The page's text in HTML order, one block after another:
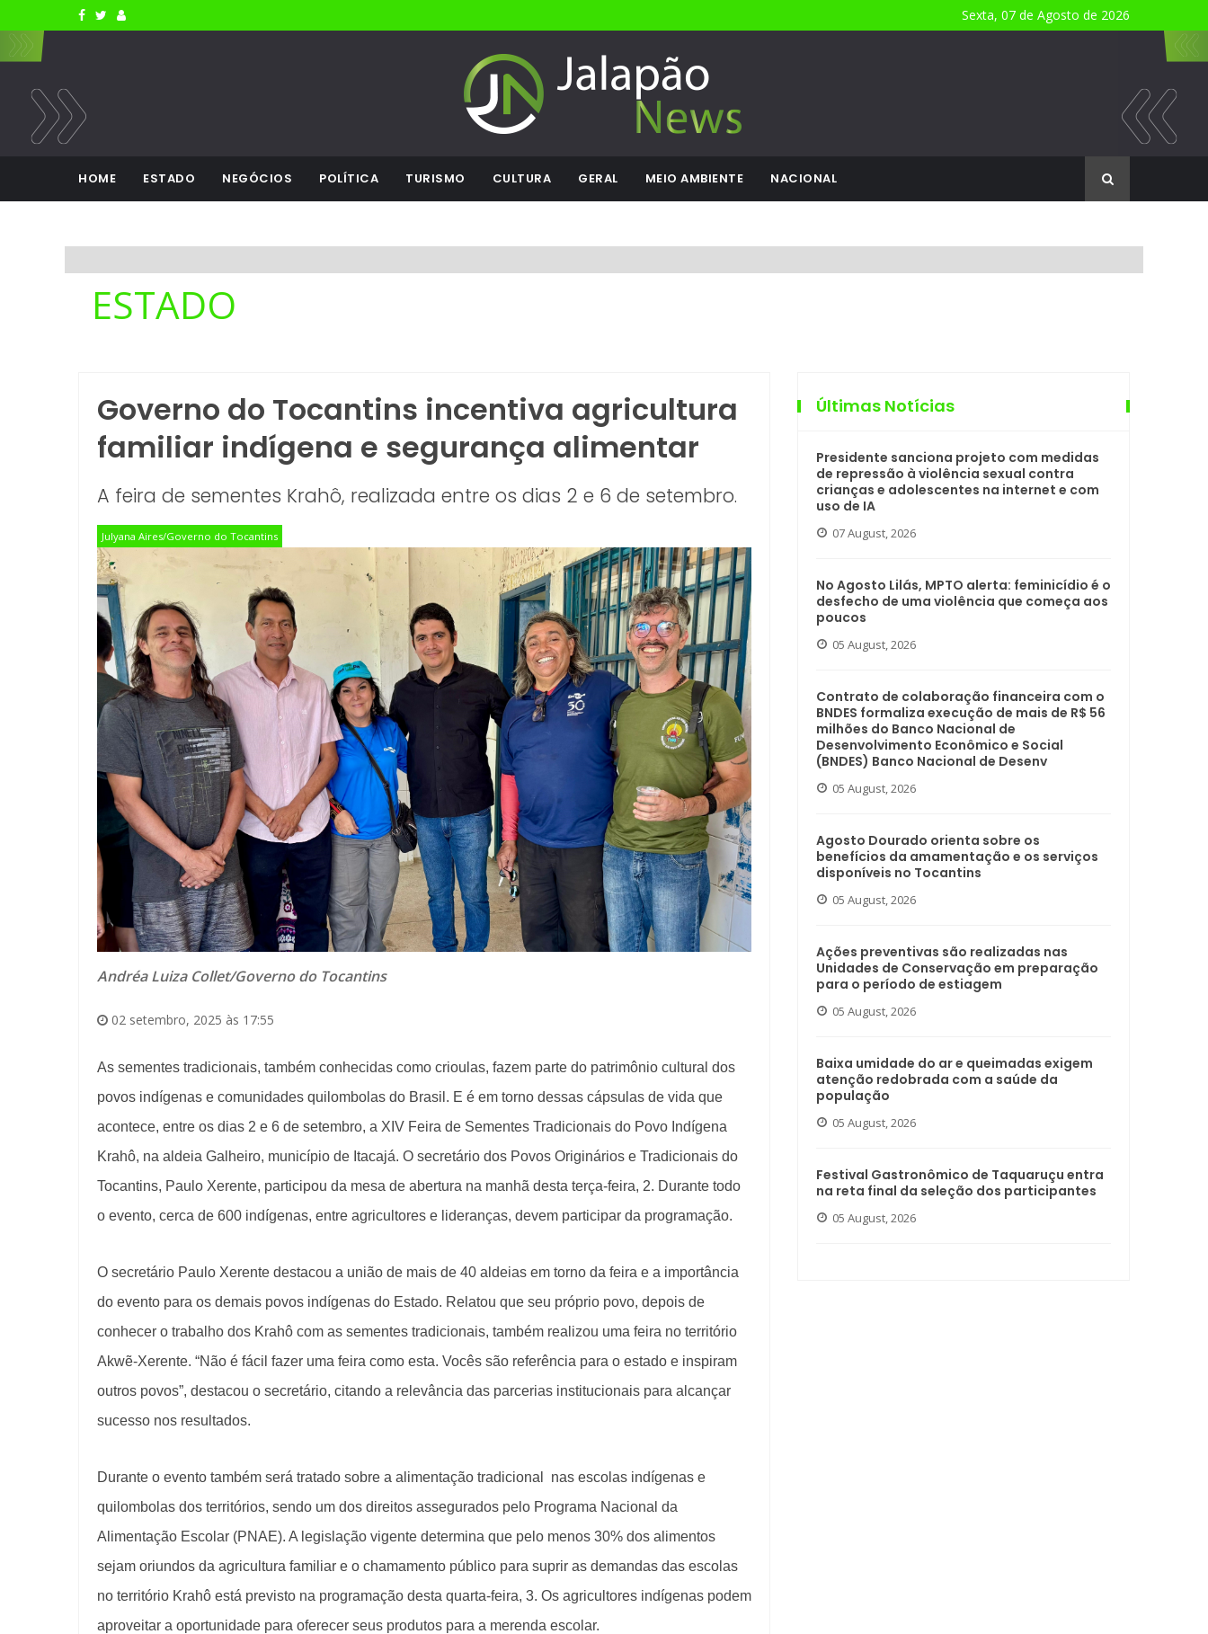
Sexta, 07 de Agosto de 2026
HOME ESTADO NEGÓCIOS POLÍTICA TURISMO CULTURA GERAL MEIO AMBIENTE NACIONAL
ESTADO
Governo do Tocantins incentiva agricultura
familiar indígena e segurança alimentar
A feira de sementes Krahô, realizada entre os dias 2 e 6 de setembro.
Julyana Aires/Governo do Tocantins
Andréa Luiza Collet/Governo do Tocantins
02 setembro, 2025 às 17:55
As sementes tradicionais, também conhecidas como crioulas, fazem parte do patrimônio cultural dos
povos indígenas e comunidades quilombolas do Brasil. E é em torno dessas cápsulas de vida que
acontece, entre os dias 2 e 6 de setembro, a XIV Feira de Sementes Tradicionais do Povo Indígena
Krahô, na aldeia Galheiro, município de Itacajá. O secretário dos Povos Originários e Tradicionais do
Tocantins, Paulo Xerente, participou da mesa de abertura na manhã desta terça-feira, 2. Durante todo
o evento, cerca de 600 indígenas, entre agricultores e lideranças, devem participar da programação.
O secretário Paulo Xerente destacou a união de mais de 40 aldeias em torno da feira e a importância
do evento para os demais povos indígenas do Estado. Relatou que seu próprio povo, depois de
conhecer o trabalho dos Krahô com as sementes tradicionais, também realizou uma feira no território
Akwẽ-Xerente. “Não é fácil fazer uma feira como esta. Vocês são referência para o estado e inspiram
outros povos”, destacou o secretário, citando a relevância das parcerias institucionais para alcançar
sucesso nos resultados.
Durante o evento também será tratado sobre a alimentação tradicional nas escolas indígenas e
quilombolas dos territórios, sendo um dos direitos assegurados pelo Programa Nacional da
Alimentação Escolar (PNAE). A legislação vigente determina que pelo menos 30% dos alimentos
sejam oriundos da agricultura familiar e o chamamento público para suprir as demandas das escolas
no território Krahô está previsto na programação desta quarta-feira, 3. Os agricultores indígenas podem
aproveitar a oportunidade para oferecer seus produtos para a merenda escolar.
Últimas Notícias
Presidente sanciona projeto com medidas
de repressão à violência sexual contra
crianças e adolescentes na internet e com
uso de IA
07 August, 2026
No Agosto Lilás, MPTO alerta: feminicídio é o
desfecho de uma violência que começa aos
poucos
05 August, 2026
Contrato de colaboração financeira com o
BNDES formaliza execução de mais de R$ 56
milhões do Banco Nacional de
Desenvolvimento Econômico e Social
(BNDES) Banco Nacional de Desenv
05 August, 2026
Agosto Dourado orienta sobre os
benefícios da amamentação e os serviços
disponíveis no Tocantins
05 August, 2026
Ações preventivas são realizadas nas
Unidades de Conservação em preparação
para o período de estiagem
05 August, 2026
Baixa umidade do ar e queimadas exigem
atenção redobrada com a saúde da
população
05 August, 2026
Festival Gastronômico de Taquaruçu entra
na reta final da seleção dos participantes
05 August, 2026